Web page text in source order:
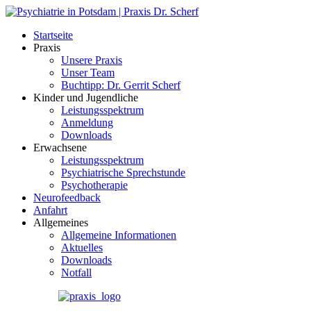
Startseite
Praxis
Unsere Praxis
Unser Team
Buchtipp: Dr. Gerrit Scherf
Kinder und Jugendliche
Leistungsspektrum
Anmeldung
Downloads
Erwachsene
Leistungsspektrum
Psychiatrische Sprechstunde
Psychotherapie
Neurofeedback
Anfahrt
Allgemeines
Allgemeine Informationen
Aktuelles
Downloads
Notfall